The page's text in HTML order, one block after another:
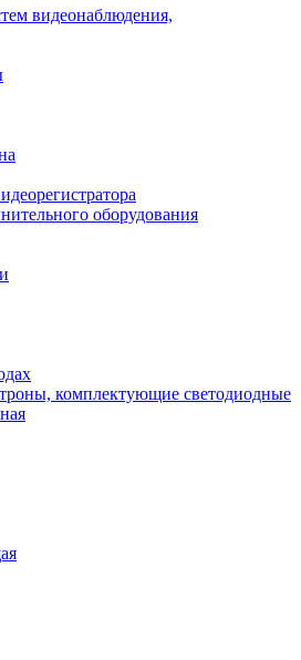
видеонаблюдения,
оборудования
комплектующие светодиодные